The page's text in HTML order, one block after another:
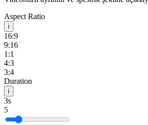
Aspect Ratio
i
16:9
9:16
1:1
4:3
3:4
Duration
i
3s
5